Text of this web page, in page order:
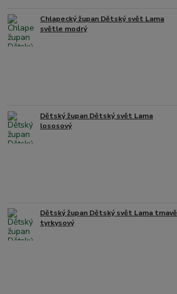
Chlapecký župan Dětský svět Lama
světle modrý
Dětský župan Dětský svět Lama
lososový
Dětský župan Dětský svět Lama tmavě
tyrkysový